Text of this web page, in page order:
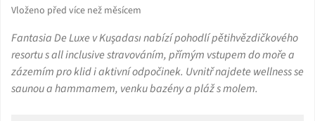
Vloženo před více než měsícem
Fantasia De Luxe v Kuşadası nabízí pohodlí pětihvězdičkového
resortu s all inclusive stravováním, přímým vstupem do moře a
zázemím pro klid i aktivní odpočinek. Uvnitř najdete wellness se
saunou a hammamem, venku bazény a pláž s molem.